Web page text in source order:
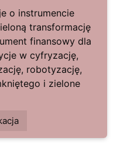
o instrumencie
transformację
finansowy dla
w cyfryzację,
robotyzację,
i zielone